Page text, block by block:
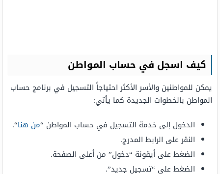
كيف اسجل في حساب المواطن
يمكن للمواطنين والأسر الأكثر احتياجاً التسجيل في برنامج حساب
المواطن بالخطوات الجديدة كما يأتي:
الدخول إلى خدمة التسجيل في حساب المواطن “من هنا“.
النقر على الرابط المدرج.
الضغط على أيقونة “دخول” من أعلى الصفحة.
الضغط على “تسجيل جديد”.